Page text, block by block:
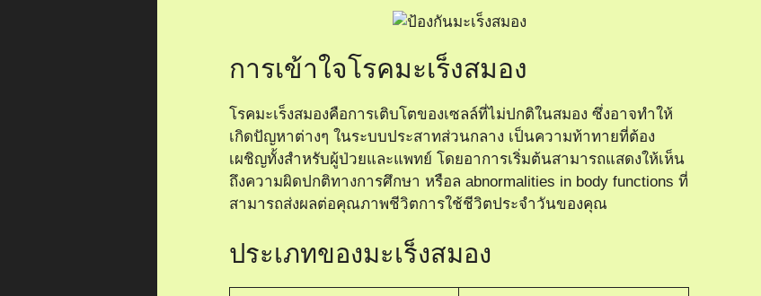
การเข้าใจโรคมะเร็งสมอง
โรคมะเร็งสมองคือการเติบโตของเซลล์ที่ไม่ปกติในสมอง ซึ่งอาจทำให้
เกิดปัญหาต่างๆ ในระบบประสาทส่วนกลาง เป็นความท้าทายที่ต้อง
เผชิญทั้งสำหรับผู้ป่วยและแพทย์ โดยอาการเริ่มต้นสามารถแสดงให้เห็น
ถึงความผิดปกติทางการศึกษา หรือล abnormalities in body functions ที่
สามารถส่งผลต่อคุณภาพชีวิตการใช้ชีวิตประจำวันของคุณ
ประเภทของมะเร็งสมอง